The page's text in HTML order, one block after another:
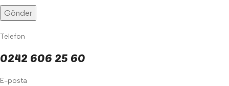
Telefon
0242 606 25 60
E-posta